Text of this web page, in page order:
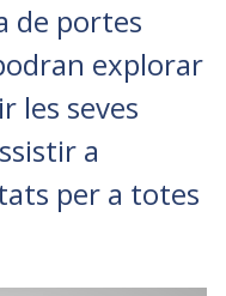
de portes
explorar
les seves
a
per a totes